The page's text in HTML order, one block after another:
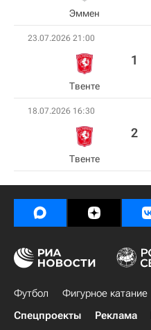
Эммен
23.07.2026 21:00
Твенте
1
18.07.2026 16:30
Твенте
2
Футбол Фигурное катание
Спецпроекты
Реклама